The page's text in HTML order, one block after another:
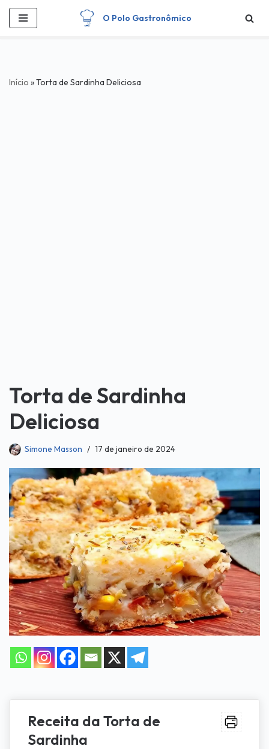
Pular
O Polo Gastronômico
Início »Torta de Sardinha Deliciosa
Torta de Sardinha
Deliciosa
Simone Masson 17 de janeiro de 2024
Receita da Torta de
Sardinha